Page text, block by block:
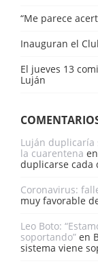
“Me parece
Inauguran el
El jueves 13
Luján
Luján duplicaría
la cuarentena en
duplicarse cada
Coronavirus:
muy favorable
Leo Boto:
soportando” en
sistema viene